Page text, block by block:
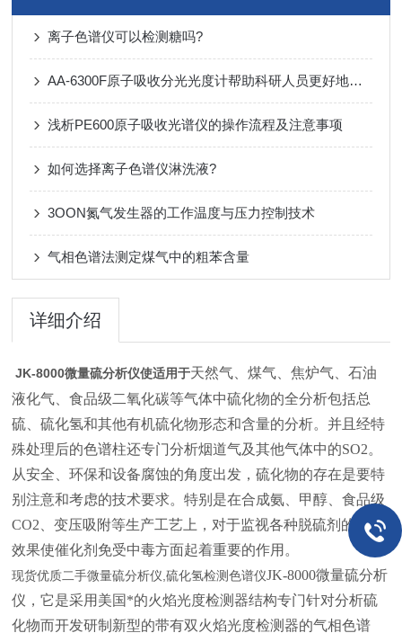
离子色谱仪可以检测糖吗?
AA-6300F原子吸收分光光度计帮助科研人员更好地了解物质组成和性质
浅析PE600原子吸收光谱仪的操作流程及注意事项
如何选择离子色谱仪淋洗液?
3OON氮气发生器的工作温度与压力控制技术
气相色谱法测定煤气中的粗苯含量
详细介绍
JK-8000微量硫分析仪使适用于天然气、煤气、焦炉气、石油
液化气、食品级二氧化碳等气体中硫化物的全分析包括总
硫、硫化氢和其他有机硫化物形态和含量的分析。并且经特
殊处理后的色谱柱还专门分析烟道气及其他气体中的SO2。
从安全、环保和设备腐蚀的角度出发，硫化物的存在是要特
别注意和考虑的技术要求。特别是在合成氨、甲醇、食品级
CO2、变压吸附等生产工艺上，对于监视各种脱硫剂的脱硫
效果使催化剂免受中毒方面起着重要的作用。
现货优质二手微量硫分析仪,硫化氢检测色谱仪JK-8000微量硫分析
仪，它是采用美国*的火焰光度检测器结构专门针对分析硫
化物而开发研制新型的带有双火焰光度检测器的气相色谱